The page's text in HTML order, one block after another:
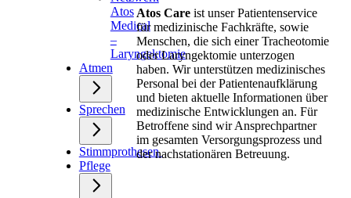
Atos
Medical
–
Laryngektomie
Atmen
Sprechen
Stimmprothesen
Pflege
Atos Careist unser Patientenservice
für medizinische Fachkräfte, sowie
Menschen, die sich einer Tracheotomie
oder Laryngektomie unterzogen
haben. Wir unterstützen medizinisches
Personal bei der Patientenaufklärung
und bieten aktuelle Informationen über
medizinische Entwicklungen an. Für
Betroffene sind wir Ansprechpartner
im gesamten Versorgungsprozess und
der nachstationären Betreuung.